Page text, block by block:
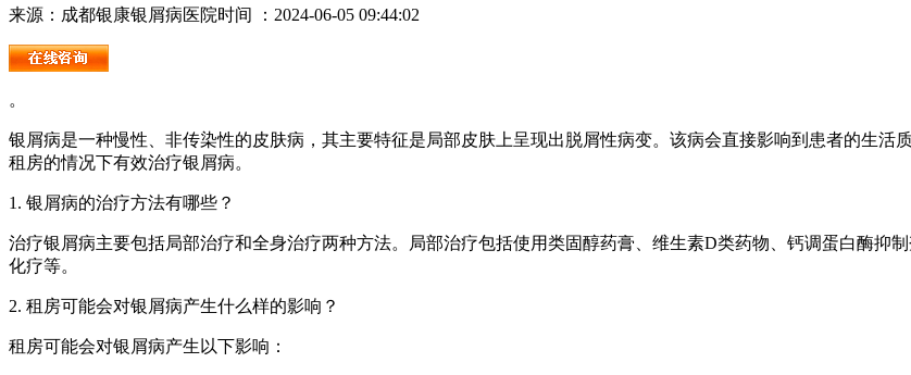
来源：成都银康银屑病医院时间 ：2024-06-05 09:44:02
。
银屑病是一种慢性、非传染性的皮肤病，其主要特征是局部皮肤上呈现出脱屑性病变。该病会直接影响到患者的生活
租房的情况下有效治疗银屑病。
1. 银屑病的治疗方法有哪些？
治疗银屑病主要包括局部治疗和全身治疗两种方法。局部治疗包括使用类固醇药膏、维生素D类药物、钙调蛋白酶抑
化疗等。
2. 租房可能会对银屑病产生什么样的影响？
租房可能会对银屑病产生以下影响：